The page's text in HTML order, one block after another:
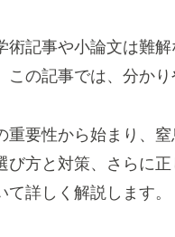
術記事や小論文は難
この記事では、分か
重要性から始まり、
び方と対策、さらに
て詳しく解説します。